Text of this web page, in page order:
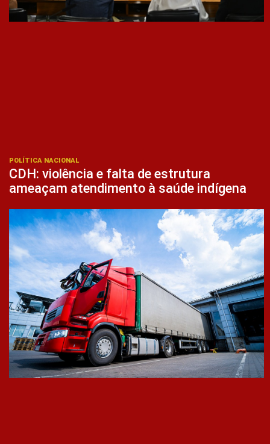
POLÍTICA NACIONAL
CDH: violência e falta de estrutura
ameaçam atendimento à saúde indígena